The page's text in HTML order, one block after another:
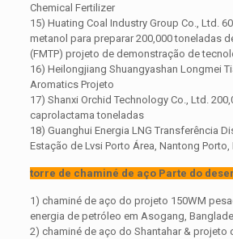
Chemical Fertilizer
15) Huating Coal Industry Group Co., Ltd.
metanol para preparar 200,000 toneladas
(FMTP) projeto de demonstração de
16) Heilongjiang Shuangyashan Longmei
Aromatics Projeto
17) Shanxi Orchid Technology Co., Ltd.
caprolactama toneladas
18) Guanghui Energia LNG Transferência
Estação de Lvsi Porto Área, Nantong Porto,
torre de chaminé de aço Parte do
1) chaminé de aço do projeto 150WM
energia de petróleo em Asogang,
2) chaminé de aço do Shantahar & projeto